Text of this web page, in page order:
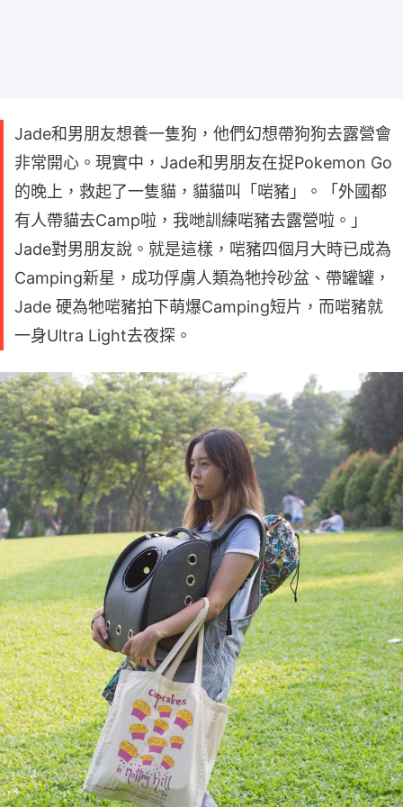
Jade和男朋友想養一隻狗，他們幻想帶狗狗去露營會
非常開心。現實中，Jade和男朋友在捉Pokemon Go
的晚上，救起了一隻貓，貓貓叫「啱豬」。「外國都
有人帶貓去Camp啦，我哋訓練啱豬去露營啦。」
Jade對男朋友說。就是這樣，啱豬四個月大時已成為
Camping新星，成功俘虜人類為牠拎砂盆、帶罐罐，
Jade 硬為牠啱豬拍下萌爆Camping短片，而啱豬就
一身Ultra Light去夜探。